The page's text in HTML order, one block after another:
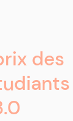
des